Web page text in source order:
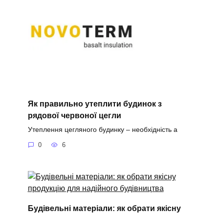
Як правильно утеплити будинок з
рядової червоної цегли
Утеплення цегляного будинку – необхідність а
0 6
Будівельні матеріали: як обрати якісну